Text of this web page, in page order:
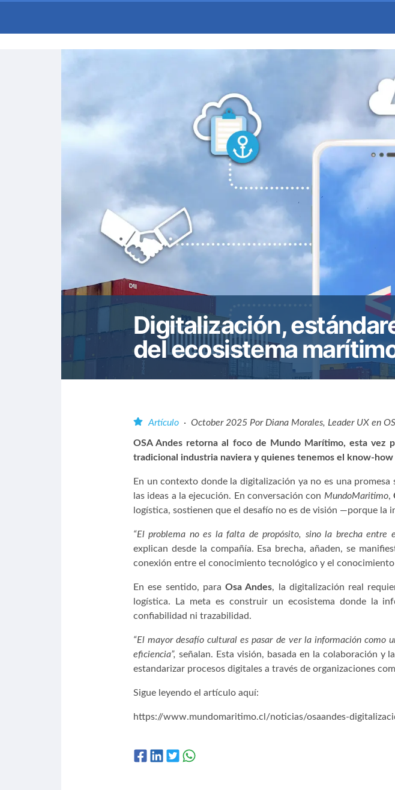
Digitalización,
del ecosistema
Artículo · October 2025 Por Diana Morales, Leader UX en
OSA Andes retorna al foco de Mundo Marítimo, esta vez
tradicional industria naviera y quienes tenemos el know-
En un contexto donde la digitalización ya no es una
las ideas a la ejecución. En conversación con MundoMaritimo,
logística, sostienen que el desafío no es de visión —porque
“El problema no es la falta de propósito, sino la brecha entre
explican desde la compañía. Esa brecha, añaden, se
conexión entre el conocimiento tecnológico y el
En ese sentido, paraOsa Andes, la digitalización real
logística. La meta es construir un ecosistema donde la
confiabilidad ni trazabilidad.
“El mayor desafío cultural es pasar de ver la información como
eficiencia”, señalan. Esta visión, basada en la colaboración y
estandarizar procesos digitales a través de organizaciones
Sigue leyendo el artículo aquí:
https://www.mundomaritimo.cl/noticias/osaandes-